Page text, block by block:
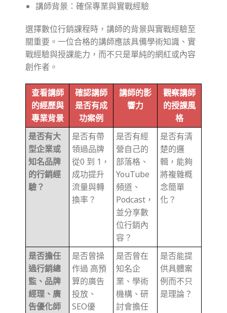
講師背景：確保專業與實戰經驗
選擇數位行銷課程時，講師的背景與實戰經驗至
關重要。一位合格的講師應該具備學術知識、實
戰經驗與授課能力，而不只是單純的網紅或內容
創作者。
查看講師
的經歷與
專業背景
確認講師
是否有成
功案例
講師的影
響力
觀察講師
的授課風
格
是否有大
型企業或
知名品牌
的行銷經
驗？
是否有帶
領過品牌
從0 到 1，
成功提升
流量與轉
換率？
是否有經
營自己的
部落格、
YouTube
頻道、
Podcast，
並分享數
位行銷內
容？
是否有清
楚的邏
輯，能夠
將複雜概
念簡單
化？
是否擔任
過行銷總
監、品牌
經理、廣
告優化師
是否曾操
作過 高預
算的廣告
投放、
SEO優
是否曾在
知名企
業、學術
機構、研
討會擔任
是否能提
供具體案
例而不只
是理論？